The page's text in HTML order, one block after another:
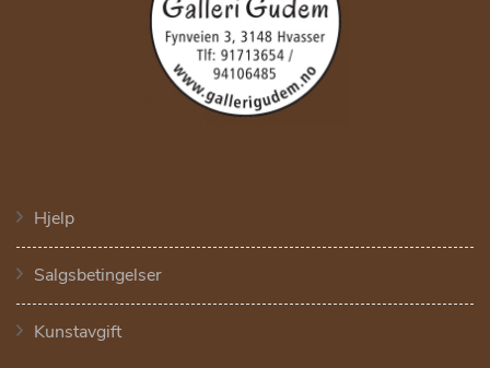
Hjelp
Salgsbetingelser
Kunstavgift